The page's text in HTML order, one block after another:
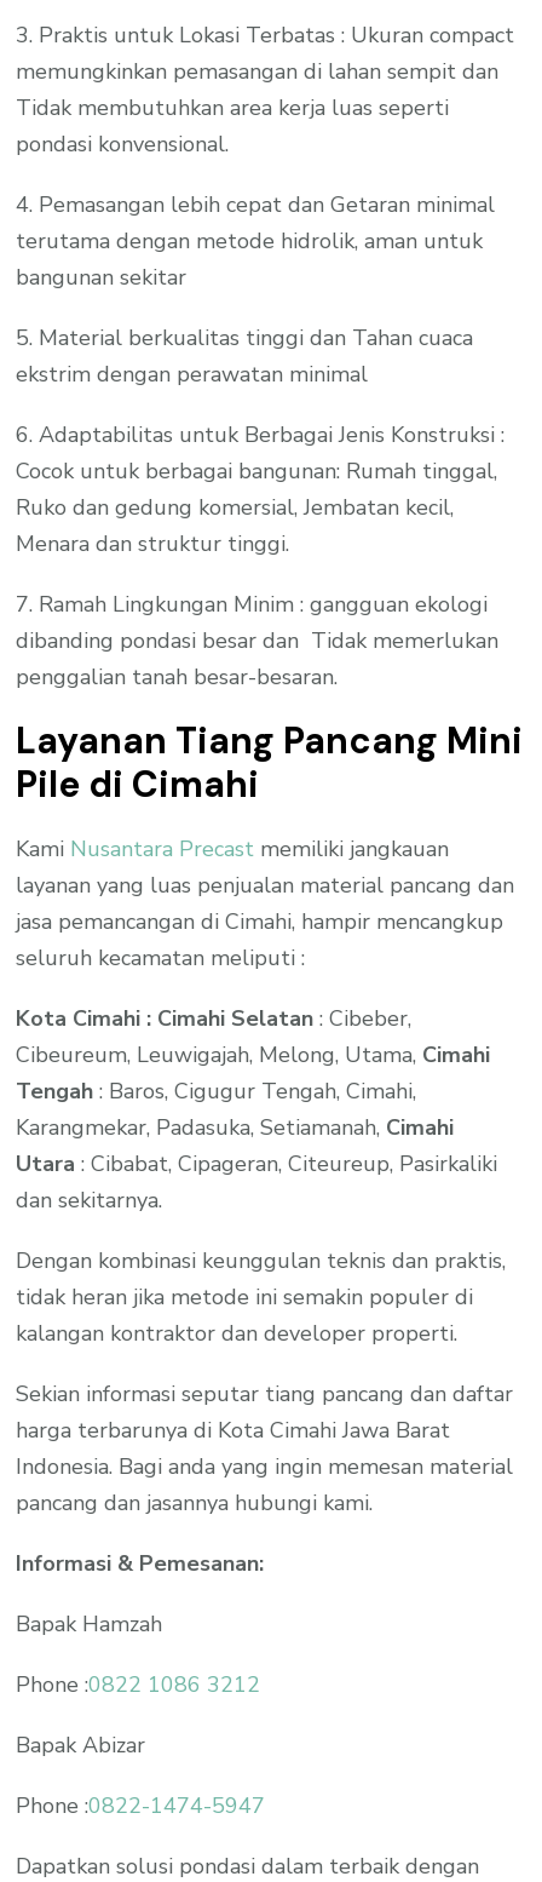
3. Praktis untuk Lokasi Terbatas : Ukuran compact
memungkinkan pemasangan di lahan sempit dan
Tidak membutuhkan area kerja luas seperti
pondasi konvensional.
4. Pemasangan lebih cepat dan Getaran minimal
terutama dengan metode hidrolik, aman untuk
bangunan sekitar
5. Material berkualitas tinggi dan Tahan cuaca
ekstrim dengan perawatan minimal
6. Adaptabilitas untuk Berbagai Jenis Konstruksi :
Cocok untuk berbagai bangunan: Rumah tinggal,
Ruko dan gedung komersial, Jembatan kecil,
Menara dan struktur tinggi.
7. Ramah Lingkungan Minim : gangguan ekologi
dibanding pondasi besar dan Tidak memerlukan
penggalian tanah besar-besaran.
Layanan Tiang Pancang Mini
Pile di Cimahi
Kami Nusantara Precast memiliki jangkauan
layanan yang luas penjualan material pancang dan
jasa pemancangan di Cimahi, hampir mencangkup
seluruh kecamatan meliputi :
Kota Cimahi : Cimahi Selatan : Cibeber,
Cibeureum, Leuwigajah, Melong, Utama, Cimahi
Tengah : Baros, Cigugur Tengah, Cimahi,
Karangmekar, Padasuka, Setiamanah, Cimahi
Utara : Cibabat, Cipageran, Citeureup, Pasirkaliki
dan sekitarnya.
Dengan kombinasi keunggulan teknis dan praktis,
tidak heran jika metode ini semakin populer di
kalangan kontraktor dan developer properti.
Sekian informasi seputar tiang pancang dan daftar
harga terbarunya di Kota Cimahi Jawa Barat
Indonesia. Bagi anda yang ingin memesan material
pancang dan jasannya hubungi kami.
Informasi & Pemesanan:
Bapak Hamzah
Phone :0822 1086 3212
Bapak Abizar
Phone :0822-1474-5947
Dapatkan solusi pondasi dalam terbaik dengan